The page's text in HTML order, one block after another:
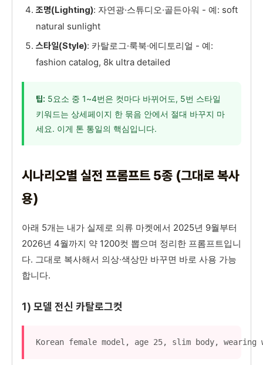
조명(Lighting): 자연광·스튜디오·골든아워 - 예: soft
natural sunlight
스타일(Style): 카탈로그·룩북·에디토리얼 - 예:
fashion catalog, 8k ultra detailed
팁: 5요소 중 1~4번은 컷마다 바뀌어도, 5번 스타일
키워드는 상세페이지 한 묶음 안에서 절대 바꾸지 마
세요. 이게 톤 통일의 핵심입니다.
시나리오별 실전 프롬프트 5종 (그대로 복사
용)
아래 5개는 내가 실제로 의류 마켓에서 2025년 9월부터
2026년 4월까지 약 1200컷 뽑으며 정리한 프롬프트입니
다. 그대로 복사해서 의상·색상만 바꾸면 바로 사용 가능
합니다.
1) 모델 전신 카탈로그컷
Korean female model, age 25, slim body,